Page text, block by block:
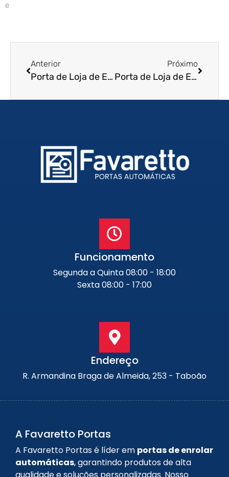
e
Anterior
Porta de Loja de Enrolar em São João de Meriti – RJ
Próximo
Porta de Loja de Enrolar em Teresópolis – RJ
Funcionamento
Segunda a Quinta 08:00 - 18:00
Sexta 08:00 - 17:00
Endereço
R. Armandina Braga de Almeida, 253 - Taboão
A Favaretto Portas
A Favaretto Portas é líder em portas de enrolar
automáticas, garantindo produtos de alta
qualidade e soluções personalizadas. Nosso